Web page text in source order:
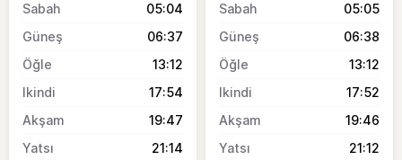
05:04
06:37
13:12
17:54
19:47
21:14
05:05
06:38
13:12
17:52
19:46
21:12